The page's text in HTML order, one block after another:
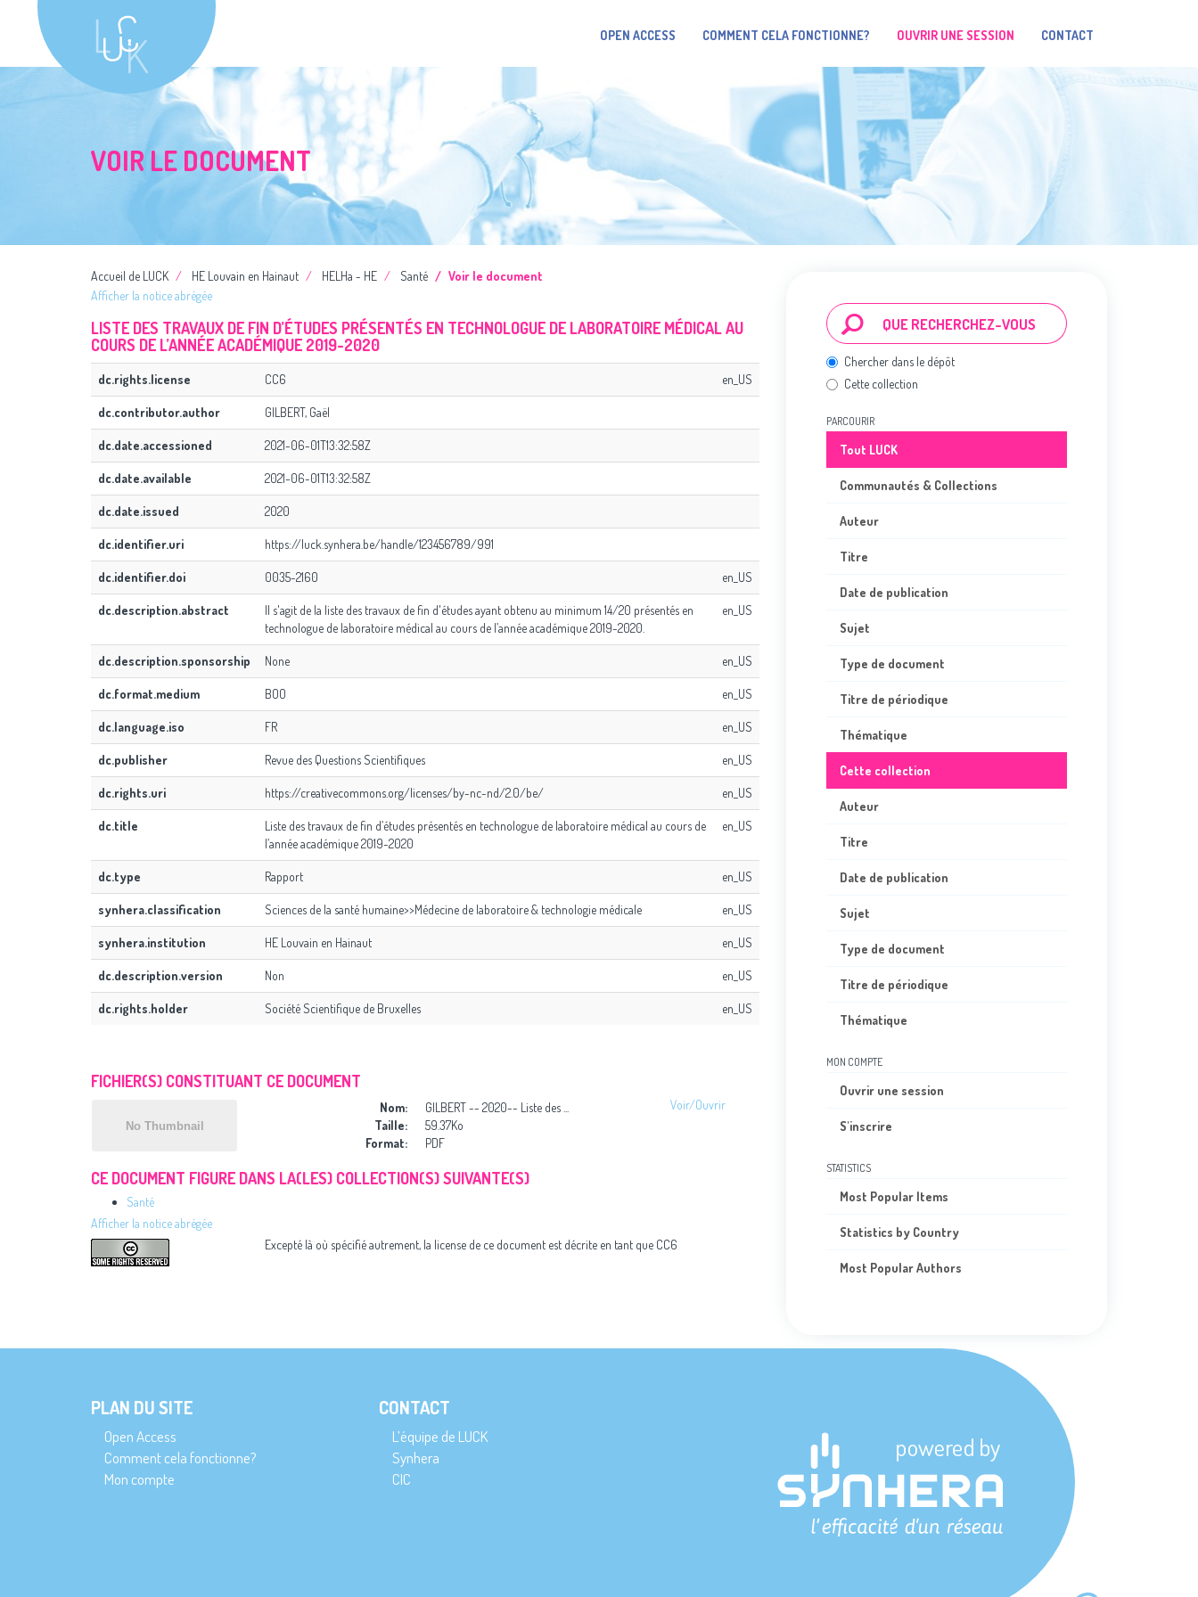
OPEN ACCESS COMMENT CELA FONCTIONNE? OUVRIR UNE SESSION CONTACT
VOIR LE DOCUMENT
Accueil de LUCK HE Louvain en Hainaut HELHa - HE Santé
Voir le document
Afficher la notice abrégée
LISTE DES TRAVAUX DE FIN D’ÉTUDES PRÉSENTÉS EN TECHNOLOGUE DE LABORATOIRE MÉDICAL AU
COURS DE L’ANNÉE ACADÉMIQUE 2019-2020
dc.rights.license CC6 en_US
dc.contributor.author GILBERT, Gaël
dc.date.accessioned 2021-06-01T13:32:58Z
dc.date.available 2021-06-01T13:32:58Z
dc.date.issued 2020
dc.identifier.uri https://luck.synhera.be/handle/123456789/991
dc.identifier.doi 0035-2160 en_US
dc.description.abstract
Il s'agit de la liste des travaux de fin d'études ayant obtenu au minimum 14/20 présentés en
technologue de laboratoire médical au cours de l’année académique 2019-2020.
en_US
dc.description.sponsorship None en_US
dc.format.medium BOO en_US
dc.language.iso FR en_US
dc.publisher Revue des Questions Scientifiques en_US
dc.rights.uri https://creativecommons.org/licenses/by-nc-nd/2.0/be/ en_US
dc.title
Liste des travaux de fin d’études présentés en technologue de laboratoire médical au cours de
l’année académique 2019-2020
en_US
dc.type Rapport en_US
synhera.classification Sciences de la santé humaine>>Médecine de laboratoire & technologie médicale en_US
synhera.institution HE Louvain en Hainaut en_US
dc.description.version Non en_US
dc.rights.holder Société Scientifique de Bruxelles en_US
FICHIER(S) CONSTITUANT CE DOCUMENT
Nom:
GILBERT -- 2020-- Liste des ...
Taille:
59.37Ko
Format:
PDF
Voir/Ouvrir
CE DOCUMENT FIGURE DANS LA(LES) COLLECTION(S) SUIVANTE(S)
Santé
Afficher la notice abrégée
Excepté là où spécifié autrement, la license de ce document est décrite en tant que CC6
Chercher dans le dépôt
Cette collection
PARCOURIR
Tout LUCK
Communautés & Collections
Auteur
Titre
Date de publication
Sujet
Type de document
Titre de périodique
Thématique
Cette collection
Auteur
Titre
Date de publication
Sujet
Type de document
Titre de périodique
Thématique
MON COMPTE
Ouvrir une session
S'inscrire
STATISTICS
Most Popular Items
Statistics by Country
Most Popular Authors
PLAN DU SITE
Open Access
Comment cela fonctionne?
Mon compte
CONTACT
L’équipe de LUCK
Synhera
CIC